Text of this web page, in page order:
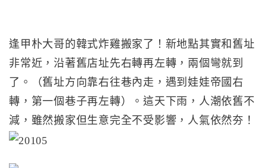
逢甲朴大哥的韓式炸雞搬家了！新地點其實和舊址
非常近，沿著舊店址先右轉再左轉，兩個彎就到
了。（舊址方向靠右往巷內走，遇到娃娃帝國右
轉，第一個巷子再左轉）。這天下雨，人潮依舊不
減，雖然搬家但生意完全不受影響，人氣依然夯！